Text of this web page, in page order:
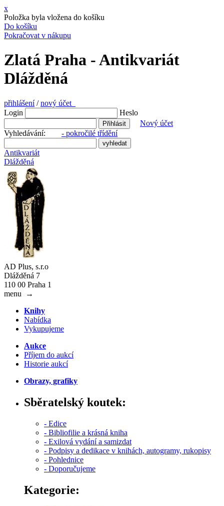
x
Položka byla vložena do košíku
Do košíku
Pokračovat v nákupu
Zlatá Praha - Antikvariát
Dlážděná
přihlášení/nový účet
Login
Heslo
Nový účet
Vyhledávání: - pokročilé třídění
Antikvariát
Dlážděná
AD Plus, s.r.o
Dlážděná 7
110 00 Praha 1
menu
→
Knihy
Nabídka
Vykupujeme
Aukce
Příjem do aukcí
Historie aukcí
Obrazy, grafiky
Sběratelský koutek:
- Edice
- Bibliofilie a krásná kniha
- Exilová vydání a samizdat
- Podpisy a dedikace v knihách, autogramy, rukopisy
- Pohlednice
- Doporučujeme
Kategorie: